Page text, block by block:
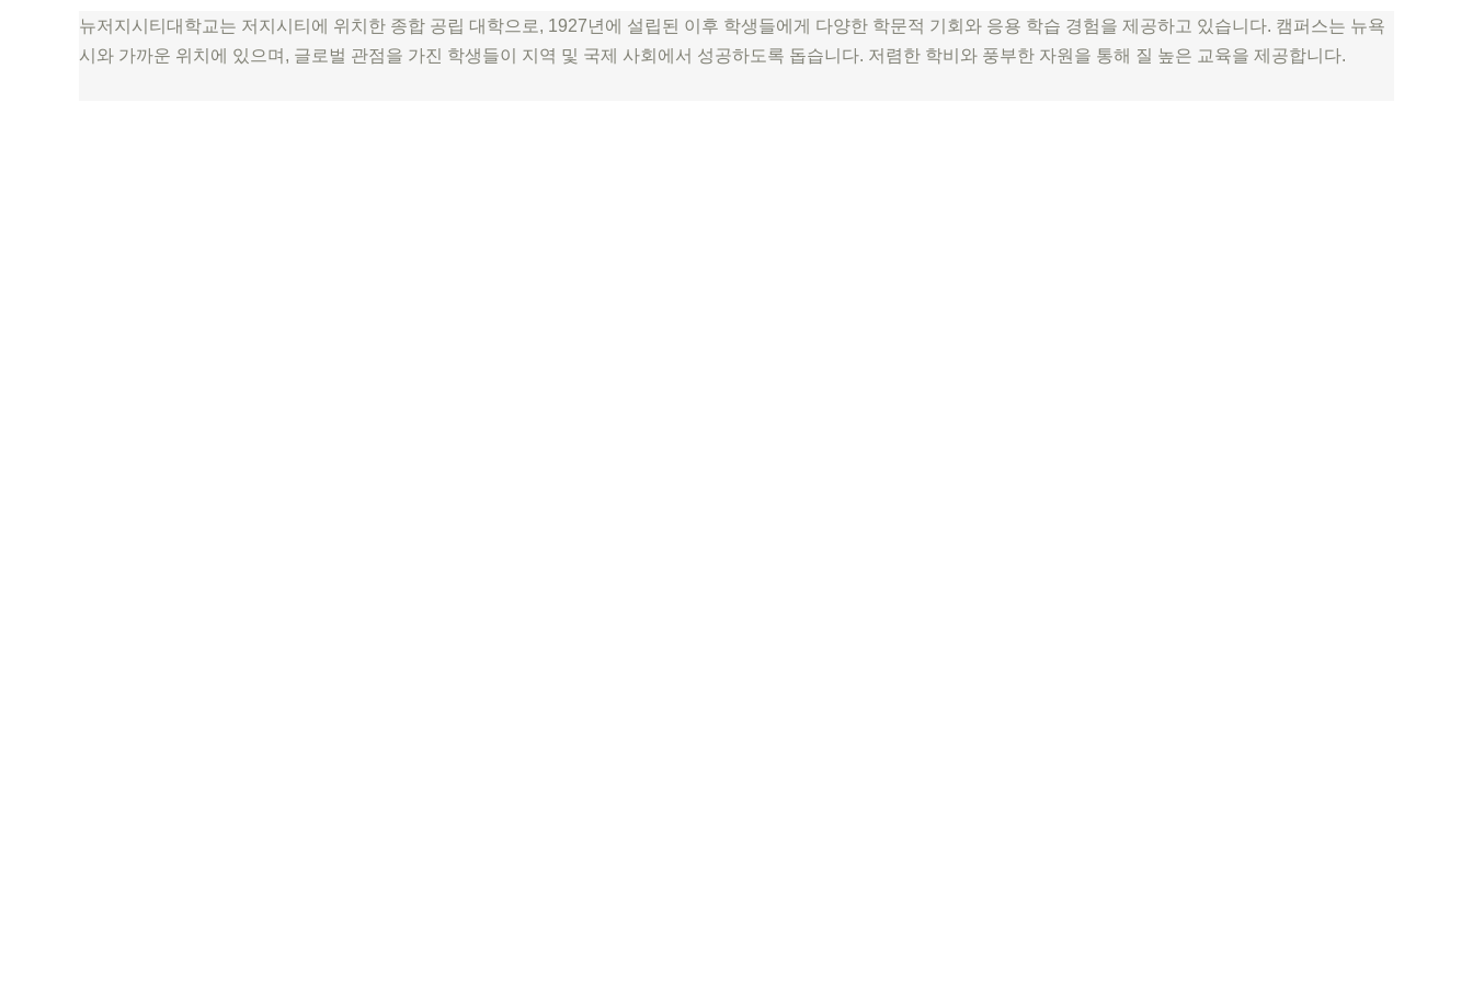
뉴저지시티대학교는 저지시티에 위치한 종합 공립 대학으로, 1927년에 설립된 이후 학생들에게 다양한 학문적 기회와 응용 학습 경험을 제공하고 있습니다. 캠퍼스는 뉴욕
시와 가까운 위치에 있으며, 글로벌 관점을 가진 학생들이 지역 및 국제 사회에서 성공하도록 돕습니다. 저렴한 학비와 풍부한 자원을 통해 질 높은 교육을 제공합니다.